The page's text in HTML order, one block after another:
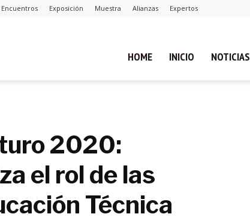
Encuentros Exposición Muestra Alianzas Expertos
HOME INICIO NOTICIAS
2020:
el rol de las
Técnica